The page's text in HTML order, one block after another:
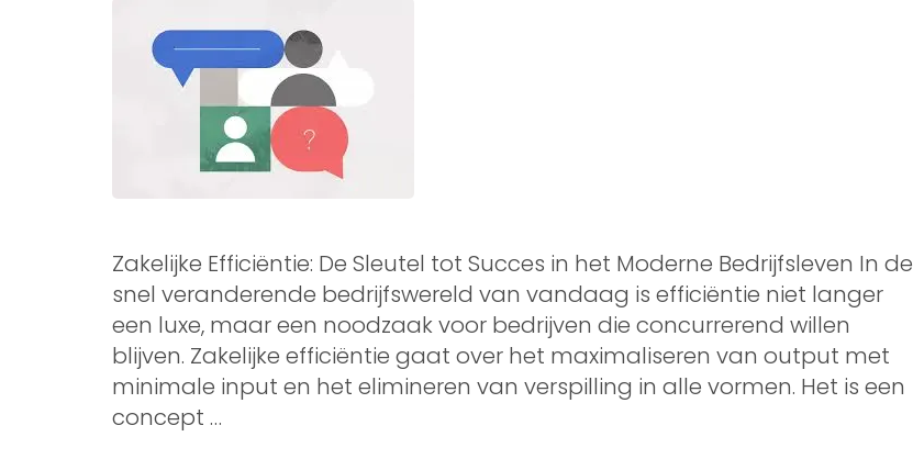
Zakelijke Efficiëntie: De Sleutel tot Succes in het Moderne Bedrijfsleven In de
snel veranderende bedrijfswereld van vandaag is efficiëntie niet langer
een luxe, maar een noodzaak voor bedrijven die concurrerend willen
blijven. Zakelijke efficiëntie gaat over het maximaliseren van output met
minimale input en het elimineren van verspilling in alle vormen. Het is een
concept …